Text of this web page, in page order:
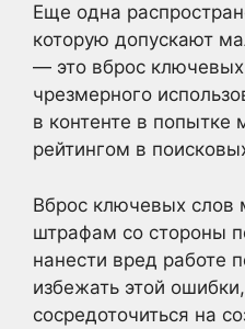
Еще одна
которую допускают
— это вброс ключевых
чрезмерного
в контенте в попытке
рейтингом в
Вброс ключевых слов
штрафам со стороны
нанести вред работе
избежать этой
сосредоточиться на